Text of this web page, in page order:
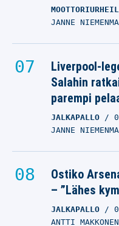
JANNE
Liverpool-
Salahin
parempi
JALKAPALLO
JANNE
Ostiko
– ”Lähes
JALKAPALLO
ANTTI MAKKONEN